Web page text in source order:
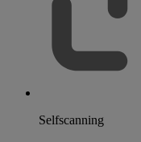
Selfscanning